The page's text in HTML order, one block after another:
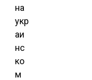
на
укр
аи
нс
ко
м